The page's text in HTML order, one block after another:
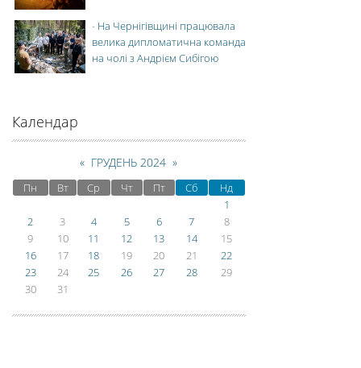
- На Чернігівщині працювала
велика дипломатична команда
на чолі з Андрієм Сибігою
Календар
« ГРУДЕНЬ 2024 »
Пн Вт Ср Чт Пт Сб
Нд
1
2
3 4 5 6 7
8
9
10 11 12 13 14
15
16
17 18 19 20 21
22
23
24 25 26 27 28
29
30
31